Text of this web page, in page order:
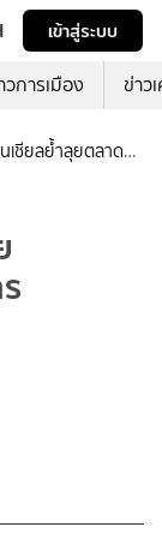
เข้าสู่ระบบ
วการเมือง ข่าว
เชียลย้ำลุยตลาด